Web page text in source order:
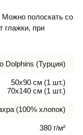
полоскать со
глажки, при
Dolphins (Турция)
50х90 см (1 шт.)
70х140 см (1 шт.)
(100% хлопок)
380 г/м²